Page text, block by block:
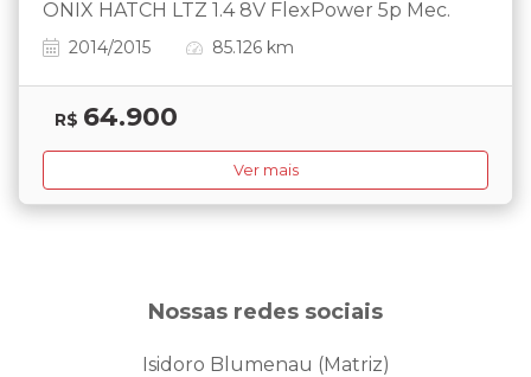
ONIX HATCH LTZ 1.4 8V FlexPower 5p Mec.
2014/2015 85.126 km
R$ 64.900
Ver mais
Nossas redes sociais
Isidoro Blumenau (Matriz)